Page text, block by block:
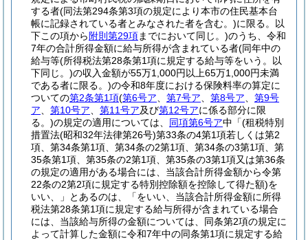
する者(同法第294条第3項の規定により本市の住民基本台
帳に記録されている者とみなされた者を含む。)に限る。以
下この項から 附則第29項までにおいて同じ。)のうち、令和
7年の合計所得金額に給与所得が含まれている者(同年中の
給与等(所得税法第28条第1項に規定する給与等をいう。以
下同じ。)の収入金額が55万1,000円以上65万1,000円未満
である者に限る。)の令和8年度における保険料率の算定に
ついての第2条第1項(第6号ア 第7号ア 第8号ア
第9号
ア
第10号ア 第11号ア及び第12号アに係る部分に限
る。)の規定の適用については、 同項第6号ア中「(租税特別
措置法(昭和32年法律第26号)第33条の4第1項若しくは第2
項、第34条第1項、第34条の2第1項、第34条の3第1項、第
35条第1項、第35条の2第1項、第35条の3第1項又は第36条
の規定の適用がある場合には、当該合計所得金額から令第
22条の2第2項に規定する特別控除額を控除して得た額)を
いい、」とあるのは、「をいい、当該合計所得金額に所得
税法第28条第1項に規定する給与所得が含まれている場合
には、当該給与所得の金額については、同条第2項の規定に
よって計算した金額に令和7年中の同条第1項に規定する給